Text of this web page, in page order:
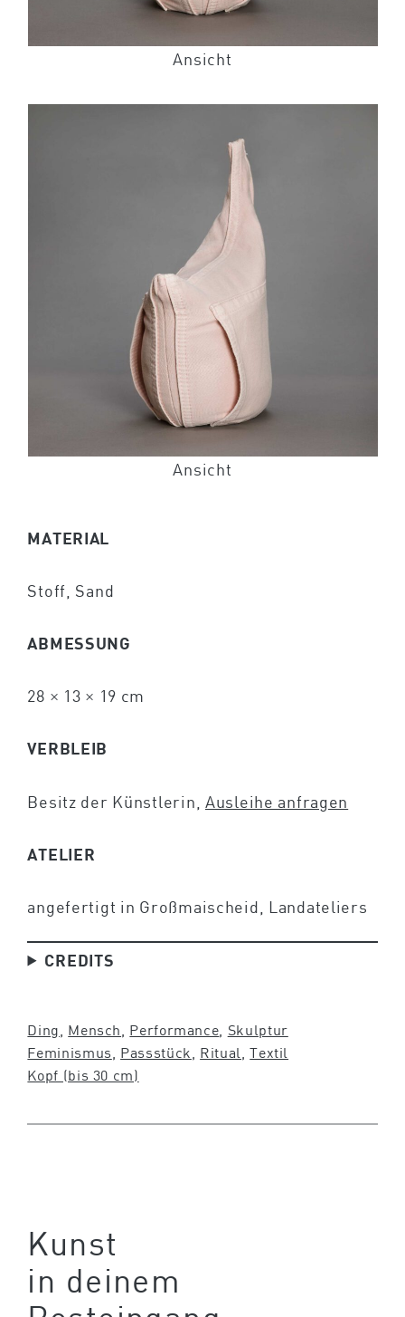
Ansicht
Ansicht
MATERIAL
Stoff, Sand
ABMESSUNG
28 × 13 × 19 cm
VERBLEIB
Besitz der Künstlerin, Ausleihe anfragen
ATELIER
angefertigt in Großmaischeid, Landateliers
CREDITS
Ding Mensch Performance Skulptur
Feminismus
Passstück Ritual , Textil
Kopf (bis 30 cm)
Kunst
in deinem